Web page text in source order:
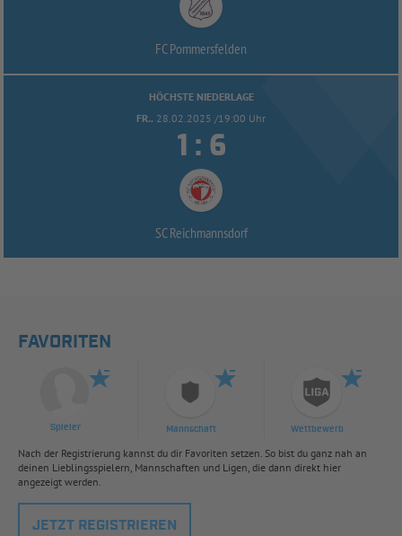
FC Pommersfelden
HÖCHSTE NIEDERLAGE
FR.. 28.02.2025 /19:00 Uhr
 : 
SC Reichmannsdorf
FAVORITEN
Spieler Mannschaft Wettbewerb
Nach der Registrierung kannst du dir Favoriten setzen. So bist du ganz nah an
deinen Lieblingsspielern, Mannschaften und Ligen, die dann direkt hier
angezeigt werden.
JETZT REGISTRIEREN